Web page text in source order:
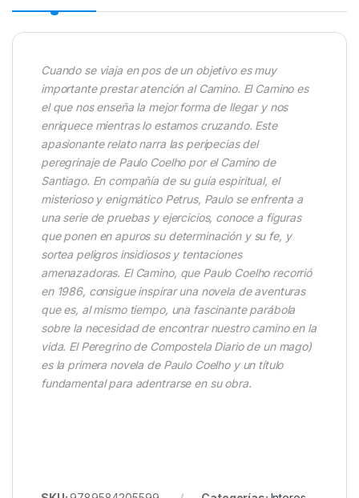
Cuando se viaja en pos de un objetivo es muy
importante prestar atención al Camino. El Camino es
el que nos enseña la mejor forma de llegar y nos
enriquece mientras lo estamos cruzando. Este
apasionante relato narra las peripecias del
peregrinaje de Paulo Coelho por el Camino de
Santiago. En compañía de su guía espiritual, el
misterioso y enigmático Petrus, Paulo se enfrenta a
una serie de pruebas y ejercicios, conoce a figuras
que ponen en apuros su determinación y su fe, y
sortea peligros insidiosos y tentaciones
amenazadoras. El Camino, que Paulo Coelho recorrió
en 1986, consigue inspirar una novela de aventuras
que es, al mismo tiempo, una fascinante parábola
sobre la necesidad de encontrar nuestro camino en la
vida. El Peregrino de Compostela Diario de un mago)
es la primera novela de Paulo Coelho y un título
fundamental para adentrarse en su obra.